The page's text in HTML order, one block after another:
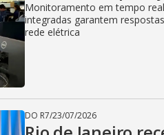
i
d
Monitoramento em tempo
integradas garantem
rede elétrica
DO R7/23/07/2026